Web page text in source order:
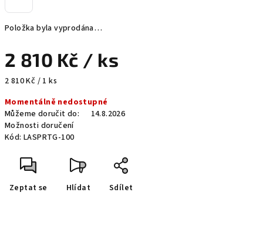
Položka byla vyprodána…
2 810 Kč / ks
Měrná
2 810 Kč / 1 ks
Momentálně nedostupné
Můžeme doručit do:
14.8.2026
Možnosti doručení
Kód: LASPRTG-100
Zeptat se Hlídat Sdílet